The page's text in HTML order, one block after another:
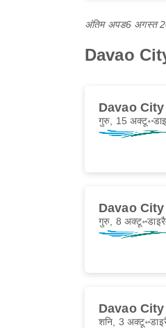
अंतिम अपड6 अगस्त
Davao
Davao City
गुरु, 15 अक्टू॰
Davao City
गुरु, 8 अक्टू॰
Davao City
शनि, 3 अक्टू॰